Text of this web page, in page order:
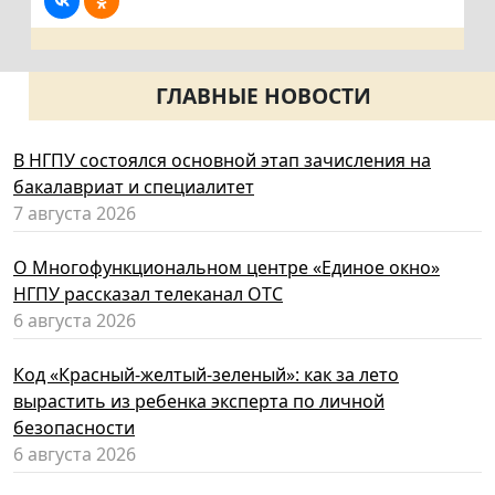
ГЛАВНЫЕ НОВОСТИ
В НГПУ состоялся основной этап зачисления на
бакалавриат и специалитет
7 августа 2026
О Многофункциональном центре «Единое окно»
НГПУ рассказал телеканал ОТС
6 августа 2026
Код «Красный-желтый-зеленый»: как за лето
вырастить из ребенка эксперта по личной
безопасности
6 августа 2026